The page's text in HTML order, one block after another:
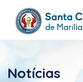
Notícias